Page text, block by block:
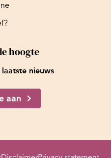
hoogte
nieuws
aan